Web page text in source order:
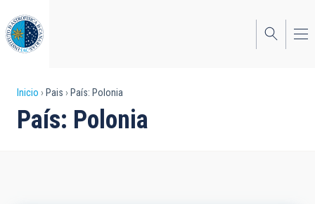
al
contenido
principal
Sobrescribir
enlaces
Inicio Pais País: Polonia
País: Polonia